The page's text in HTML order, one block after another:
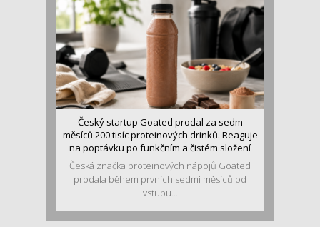
Český startup Goated prodal za sedm
měsíců 200 tisíc proteinových drinků. Reaguje
na poptávku po funkčním a čistém složení
Česká značka proteinových nápojů Goated
prodala během prvních sedmi měsíců od
vstupu...